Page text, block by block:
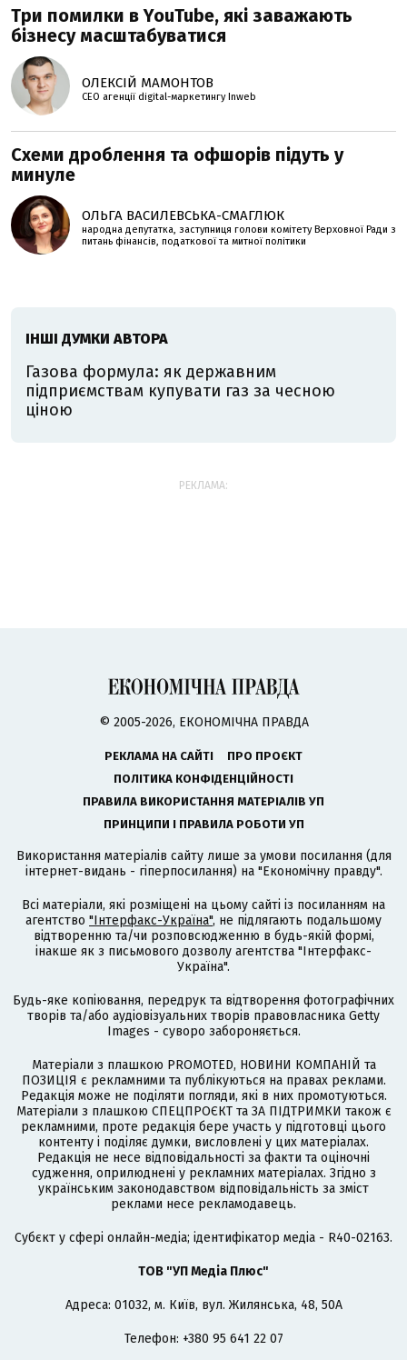
Три помилки в YouTube, які заважають
бізнесу масштабуватися
ОЛЕКСІЙ МАМОНТОВ
CEO агенції digital-маркетингу Inweb
Схеми дроблення та офшорів підуть у
минуле
ОЛЬГА ВАСИЛЕВСЬКА-СМАГЛЮК
народна депутатка, заступниця голови комітету Верховної Ради з
питань фінансів, податкової та митної політики
ІНШІ ДУМКИ АВТОРА
Газова формула: як державним
підприємствам купувати газ за чесною
ціною
РЕКЛАМА:
© 2005-2026, ЕКОНОМІЧНА ПРАВДА
РЕКЛАМА НА САЙТІ
ПРО ПРОЄКТ
ПОЛІТИКА КОНФІДЕНЦІЙНОСТІ
ПРАВИЛА ВИКОРИСТАННЯ МАТЕРІАЛІВ УП
ПРИНЦИПИ І ПРАВИЛА РОБОТИ УП
Використання матеріалів сайту лише за умови посилання (для
інтернет-видань - гіперпосилання) на "Економічну правду".
Всі матеріали, які розміщені на цьому сайті із посиланням на
агентство "Інтерфакс-Україна", не підлягають подальшому
відтворенню та/чи розповсюдженню в будь-якій формі,
інакше як з письмового дозволу агентства "Інтерфакс-
Україна".
Будь-яке копіювання, передрук та відтворення фотографічних
творів та/або аудіовізуальних творів правовласника Getty
Images - суворо забороняється.
Матеріали з плашкою PROMOTED, НОВИНИ КОМПАНІЙ та
ПОЗИЦІЯ є рекламними та публікуються на правах реклами.
Редакція може не поділяти погляди, які в них промотуються.
Матеріали з плашкою СПЕЦПРОЄКТ та ЗА ПІДТРИМКИ також є
рекламними, проте редакція бере участь у підготовці цього
контенту і поділяє думки, висловлені у цих матеріалах.
Редакція не несе відповідальності за факти та оціночні
судження, оприлюднені у рекламних матеріалах. Згідно з
українським законодавством відповідальність за зміст
реклами несе рекламодавець.
Cубєкт у сфері онлайн-медіа; ідентифікатор медіа - R40-02163.
ТОВ "УП Медіа Плюс"
Адреса: 01032, м. Київ, вул. Жилянська, 48, 50А
Телефон: +380 95 641 22 07